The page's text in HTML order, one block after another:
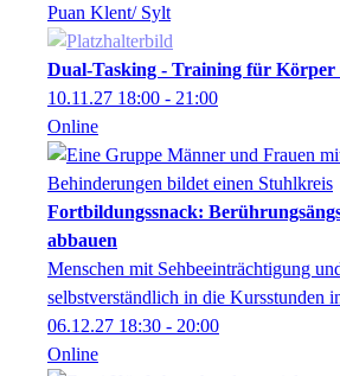
Puan Klent/ Sylt
Dual-Tasking - Training für Körper
10.11.27 18:00 - 21:00
Online
Fortbildungssnack:
abbauen
Menschen mit Sehbeeinträchtigung
selbstverständlich in die Kursstunden
06.12.27 18:30 - 20:00
Online